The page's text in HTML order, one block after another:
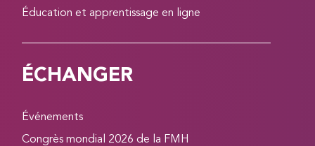
Éducation et apprentissage en ligne
ÉCHANGER
Événements
Congrès mondial 2026 de la FMH